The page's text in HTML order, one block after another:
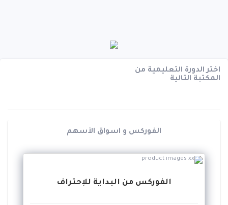
اختر الدورة التعليمية من
المكتبة التالية
الفوركس و اسواق الأسهم
الفوركس من البداية للإحتراف